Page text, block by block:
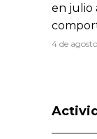
en julio
4 de